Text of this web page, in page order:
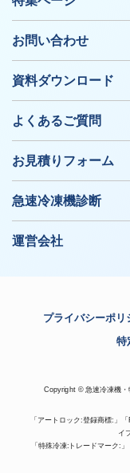
お問い合わせ
資料ダウンロード
よくあるご質問
お見積りフォーム
急速冷凍機診断
運営会社
プライバシーポリ
特
Copyright © 急速冷凍機・
「アートロック:登録商標:」
イ
「特殊冷凍:トレードマーク: